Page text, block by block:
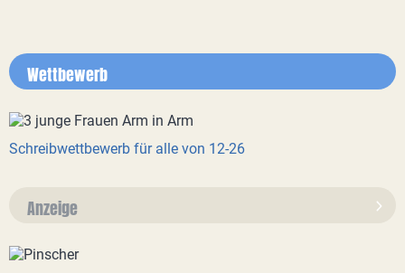
Wettbewerb
Schreibwettbewerb für alle von 12-26
Anzeige